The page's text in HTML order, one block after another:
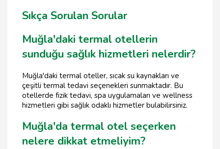
Sıkça Sorulan Sorular
Muğla'daki termal otellerin
sunduğu sağlık hizmetleri nelerdir?
Muğla'daki termal oteller, sıcak su kaynakları ve
çeşitli termal tedavi seçenekleri sunmaktadır. Bu
otellerde fizik tedavi, spa uygulamaları ve wellness
hizmetleri gibi sağlık odaklı hizmetler bulabilirsiniz.
Muğla'da termal otel seçerken
nelere dikkat etmeliyim?